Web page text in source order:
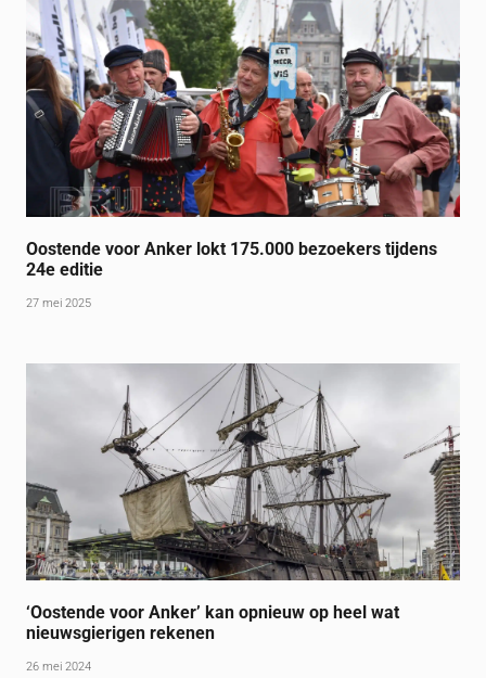
Oostende voor Anker lokt 175.000 bezoekers tijdens
24e editie
27 mei 2025
‘Oostende voor Anker’ kan opnieuw op heel wat
nieuwsgierigen rekenen
26 mei 2024